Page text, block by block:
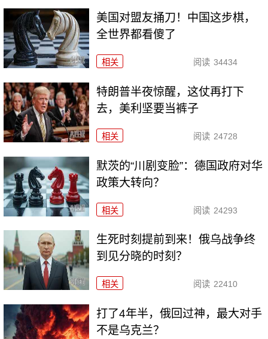
美国对盟友捅刀！中国这步棋，
全世界都看傻了
相关 阅读 34434
特朗普半夜惊醒，这仗再打下
去，美利坚要当裤子
相关 阅读 24728
默茨的“川剧变脸”：德国政府对华
政策大转向？
相关 阅读 24293
生死时刻提前到来！俄乌战争终
到见分晓的时刻？
相关 阅读 22410
打了4年半，俄回过神，最大对手
不是乌克兰？